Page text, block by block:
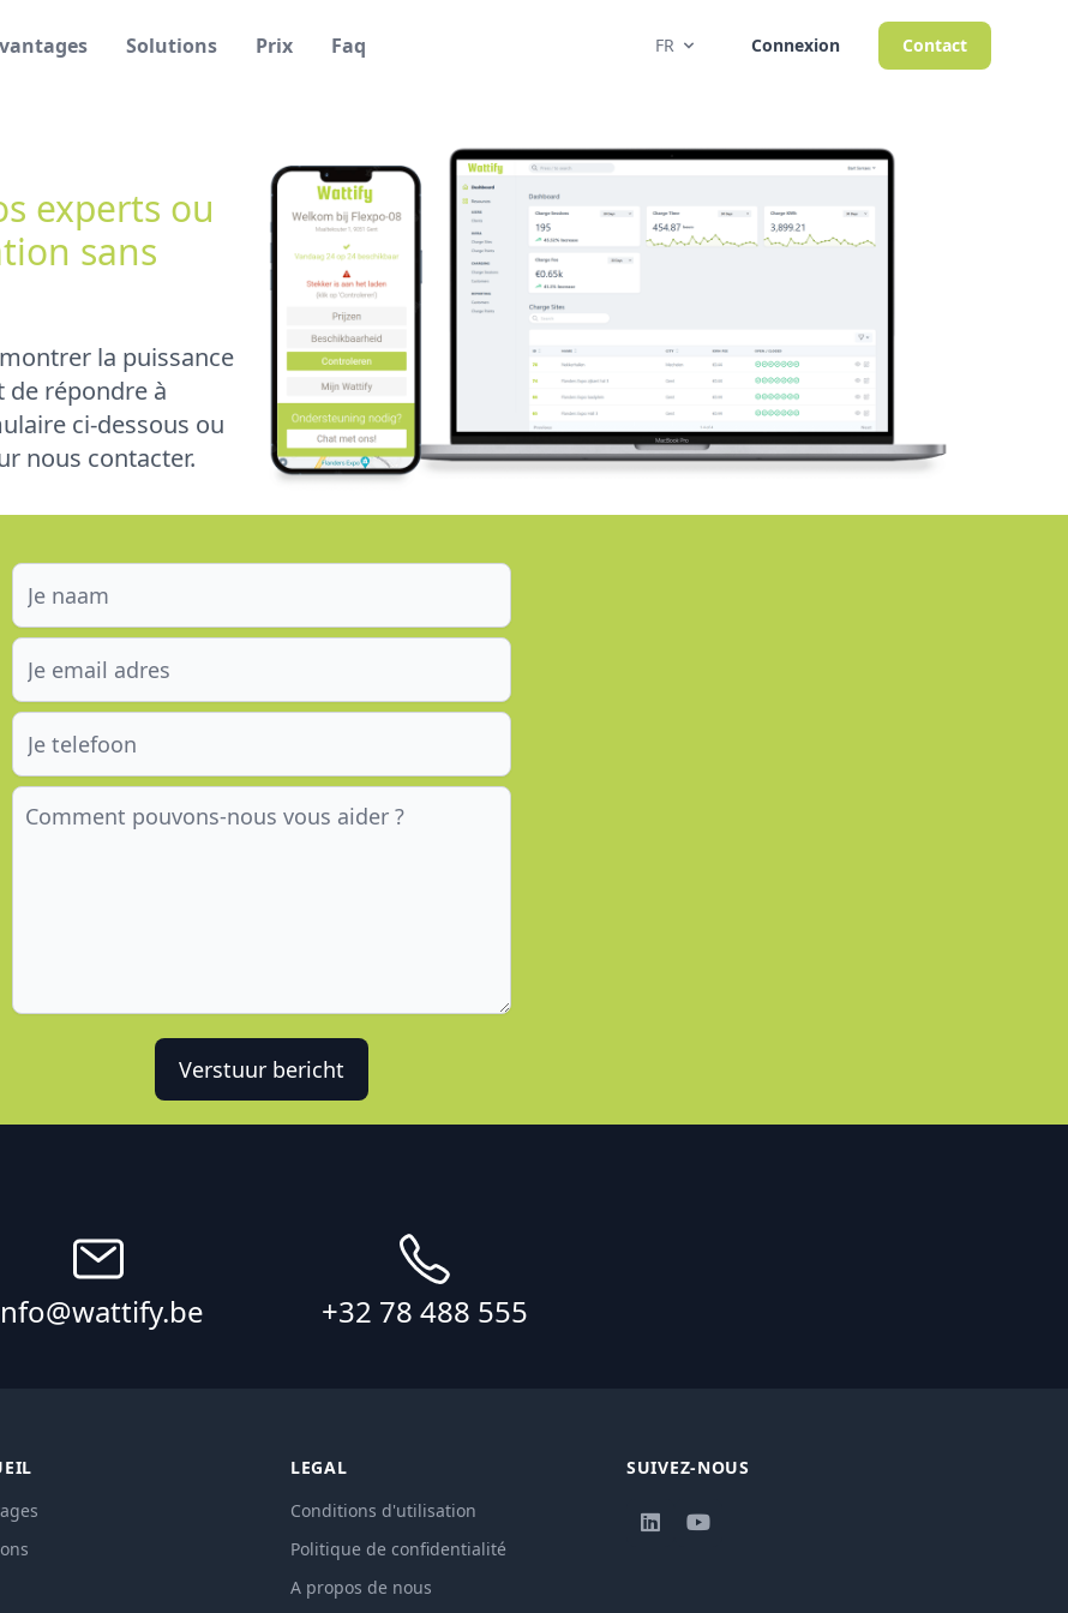
Solutions Prix Faq FR Connexion Contact
experts ou
sans
la puissance
répondre à
ci-dessous ou
nous contacter.
Verstuur bericht
+32 78 488 555
LEGAL
Conditions d'utilisation
Politique de confidentialité
A propos de nous
SUIVEZ-NOUS